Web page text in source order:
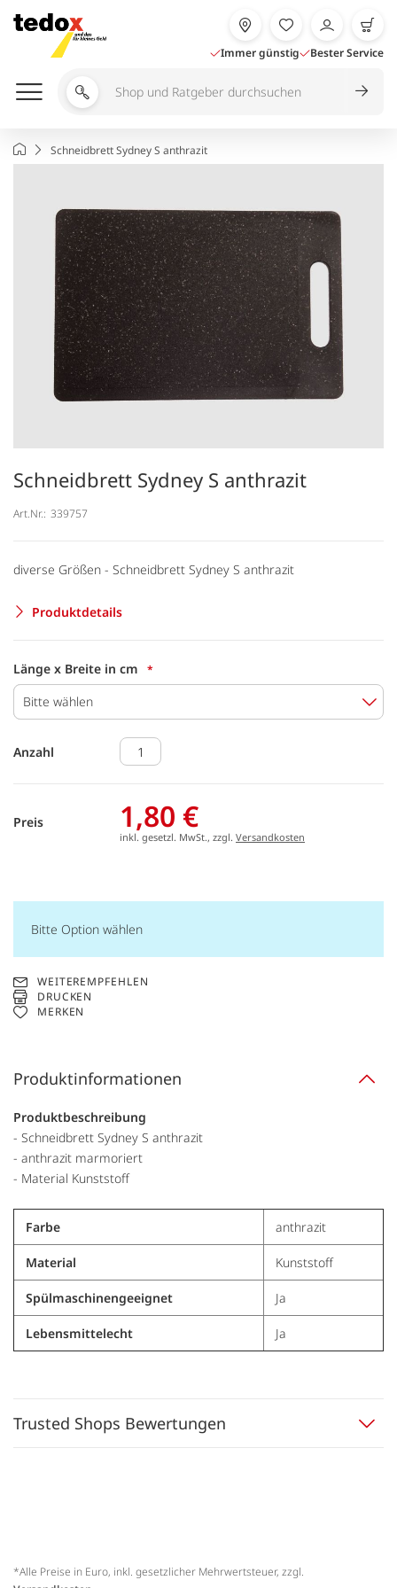
Inhalt
springen
Immer günstig Bester Service
Shop
durchsuchen
StartseiteSchneidbrett Sydney S anthrazit
Schneidbrett Sydney S anthrazit
Art.Nr.: 339757
diverse Größen - Schneidbrett Sydney S anthrazit
Produktdetails
Länge x Breite in cm
Bitte wählen
Anzahl
Preis 1,80 €
inkl. gesetzl. MwSt., zzgl. Versandkosten
Bitte Option wählen
WEITEREMPFEHLEN
DRUCKEN
MERKEN
Produktinformationen
Produktbeschreibung
- Schneidbrett Sydney S anthrazit
- anthrazit marmoriert
- Material Kunststoff
Farbe anthrazit
Material Kunststoff
Spülmaschinengeeignet Ja
Lebensmittelecht Ja
Trusted Shops Bewertungen
*Alle Preise in Euro, inkl. gesetzlicher Mehrwertsteuer, zzgl.